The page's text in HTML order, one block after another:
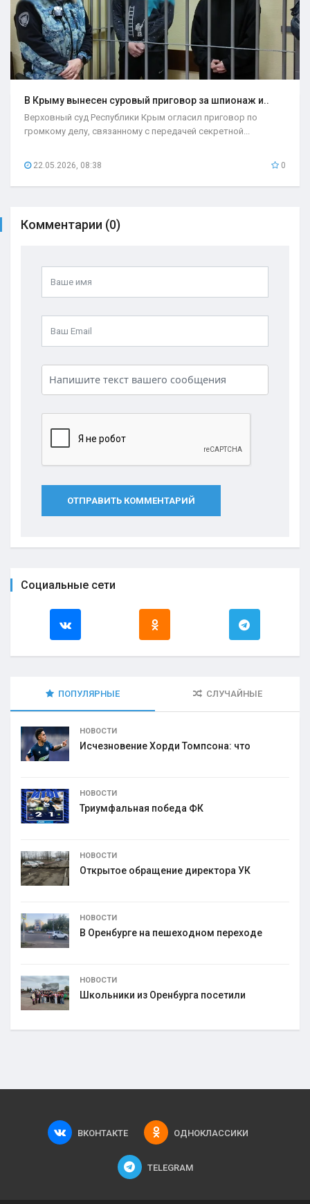
В Крыму вынесен суровый приговор за шпионаж и..
Верховный суд Республики Крым огласил приговор по
громкому делу, связанному с передачей секретной...
22.05.2026, 08:38 0
Комментарии (0)
ОТПРАВИТЬ КОММЕНТАРИЙ
Социальные сети
ПОПУЛЯРНЫЕ СЛУЧАЙНЫЕ
НОВОСТИ
Исчезновение Хорди Томпсона: что
НОВОСТИ
Триумфальная победа ФК
НОВОСТИ
Открытое обращение директора УК
НОВОСТИ
В Оренбурге на пешеходном переходе
НОВОСТИ
Школьники из Оренбурга посетили
ВКОНТАКТЕ ОДНОКЛАССИКИ
TELEGRAM